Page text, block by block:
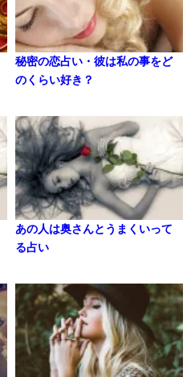
秘密の恋占い・彼は私の事をど
のくらい好き？
あの人は奥さんとうまくいって
る占い